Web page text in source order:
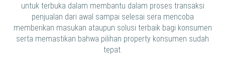
untuk terbuka dalam membantu dalam proses transaksi
penjualan dari awal sampai selesai sera mencoba
memberikan masukan ataupun solusi terbaik bagi konsumen
serta memastikan bahwa pilihan property konsumen sudah
tepat.